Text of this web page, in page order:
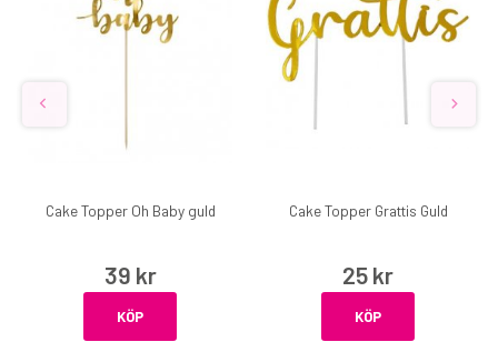
Cake Topper Oh Baby guld
39 kr
KÖP
Cake Topper Grattis Guld
25 kr
KÖP